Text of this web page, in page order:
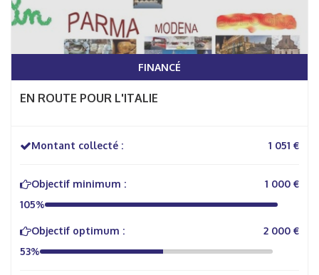
FINANCÉ
EN ROUTE POUR L'ITALIE
Montant collecté : 1 051 €
Objectif minimum :
1 000 €
105%
Objectif optimum :
2 000 €
53%